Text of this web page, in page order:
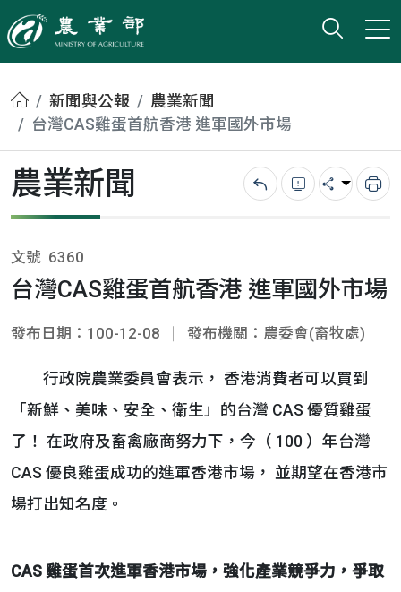
農業部
打開
小版
首頁新聞與公報
農業新聞
台灣CAS雞蛋首航香港 進軍國外市場
農業新聞 回上一頁錯誤回報
分享 列
文號 6360
台灣CAS雞蛋首航香港 進軍國外市場
發布日期：100-12-08 發布機關：農委會(畜牧處)
行政院農業委員會表示， 香港消費者可以買到
「新鮮、美味、安全、衛生」的台灣 CAS 優質雞蛋
了！ 在政府及畜禽廠商努力下，今（ 100 ）年台灣
CAS 優良雞蛋成功的進軍香港市場， 並期望在香港市
場打出知名度。
CAS 雞蛋首次進軍香港市場，強化產業競爭力，爭取